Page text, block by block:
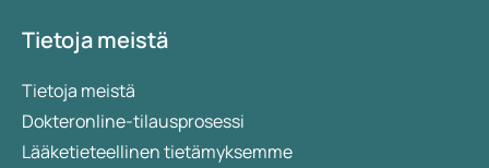
Tietoja meistä
Tietoja meistä
Dokteronline-tilausprosessi
Lääketieteellinen tietämyksemme